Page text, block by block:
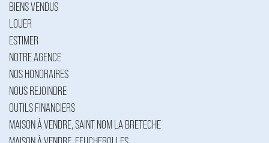
BIENS VENDUS
LOUER
ESTIMER
NOTRE AGENCE
NOS HONORAIRES
NOUS REJOINDRE
OUTILS FINANCIERS
MAISON À VENDRE, SAINT NOM LA BRETECHE